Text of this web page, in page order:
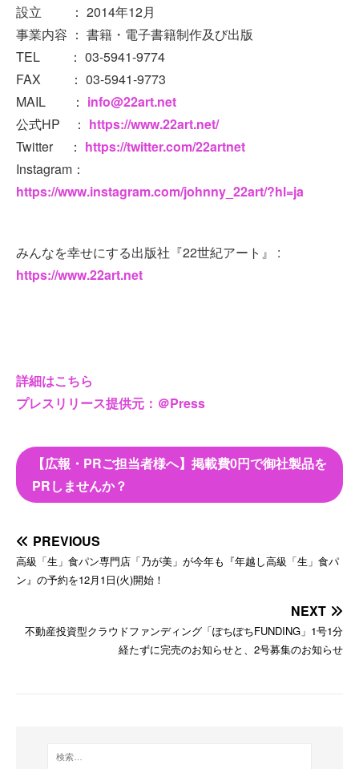
設立 ： 2014年12月
事業内容 ： 書籍・電子書籍制作及び出版
TEL ： 03-5941-9774
FAX ： 03-5941-9773
MAIL ： info@22art.net
公式HP ： https://www.22art.net/
Twitter ： https://twitter.com/22artnet
Instagram：
https://www.instagram.com/johnny_22art/?hl=ja
みんなを幸せにする出版社『22世紀アート』 :
https://www.22art.net
詳細はこちら
プレスリリース提供元：＠Press
【広報・PRご担当者様へ】掲載費0円で御社製品を
PRしませんか？
PREVIOUS
高級「生」食パン専門店「乃が美」が今年も『年越し高級「生」食パ
ン』の予約を12月1日(火)開始！
NEXT
不動産投資型クラウドファンディング「ぽちぽちFUNDING」1号1分
経たずに完売のお知らせと、2号募集のお知らせ